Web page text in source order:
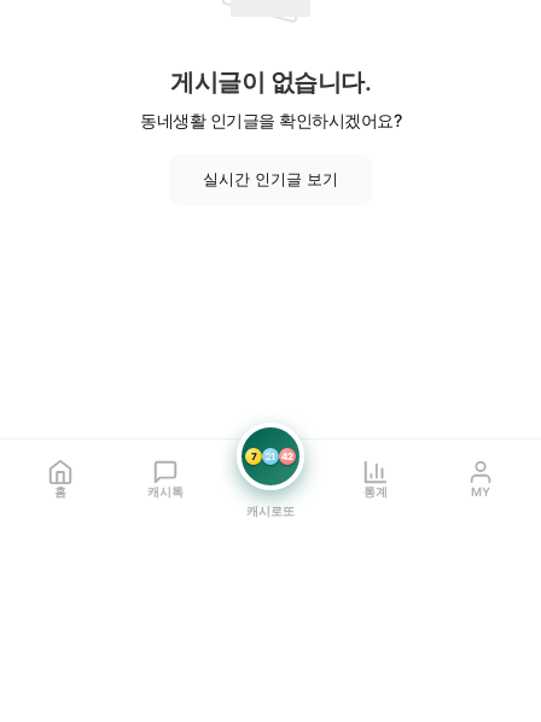
게시글이 없습니다.
동네생활 인기글을 확인하시겠어요?
실시간 인기글 보기
홈 캐시톡
7 21 42
캐시로또
통계 MY